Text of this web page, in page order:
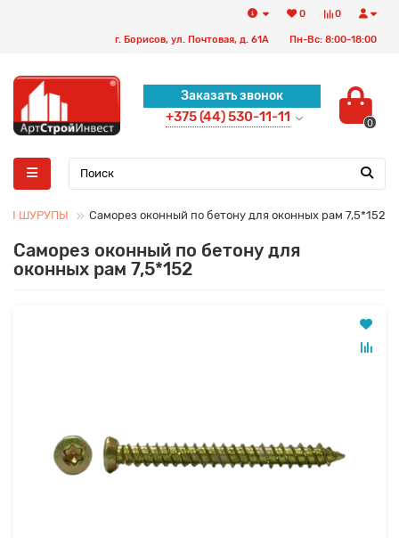
0
0
г. Борисов, ул. Почтовая, д. 61А Пн-Вс: 8:00-18:00
Заказать звонок
+375 (44) 530-11-11 0
И ШУРУПЫ Саморез оконный по бетону для оконных рам 7,5*152
Саморез оконный по бетону для
оконных рам 7,5*152